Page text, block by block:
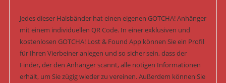
Jedes dieser Halsbänder hat einen eigenen GOTCHA! Anhänger
mit einem individuellen QR Code. In einer exklusiven und
kostenlosen GOTCHA! Lost & Found App können Sie ein Profil
für Ihren Vierbeiner anlegen und so sicher sein, dass der
Finder, der den Anhänger scannt, alle nötigen Informationen
erhält, um Sie zügig wieder zu vereinen. Außerdem können Sie